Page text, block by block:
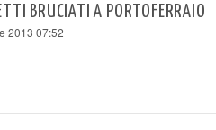
BRUCIATI A PORTOFERRAIO
2013 07:52